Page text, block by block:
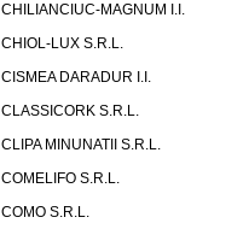
CHILIANCIUC-MAGNUM I.I.
CHIOL-LUX S.R.L.
CISMEA DARADUR I.I.
CLASSICORK S.R.L.
CLIPA MINUNATII S.R.L.
COMELIFO S.R.L.
COMO S.R.L.